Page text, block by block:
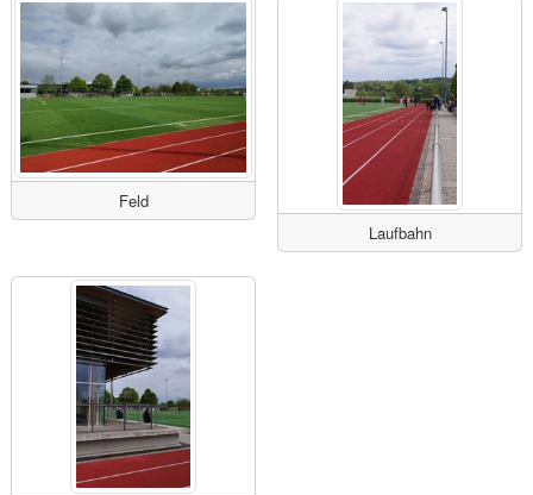
Feld
Laufbahn